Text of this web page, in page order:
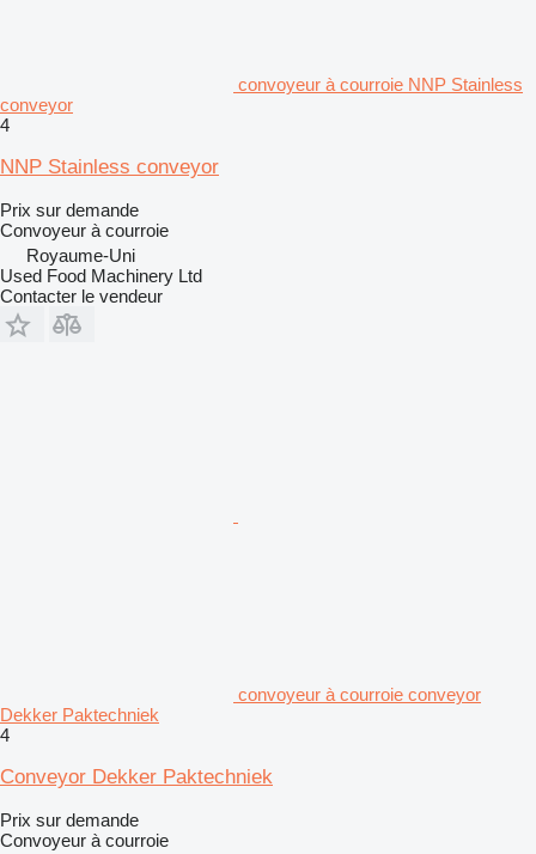
convoyeur à courroie NNP Stainless
conveyor
4
NNP Stainless conveyor
Prix sur demande
Convoyeur à courroie
Royaume-Uni
Used Food Machinery Ltd
Contacter le vendeur
convoyeur à courroie conveyor
Dekker Paktechniek
4
Conveyor Dekker Paktechniek
Prix sur demande
Convoyeur à courroie